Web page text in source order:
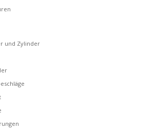
und Zylinder